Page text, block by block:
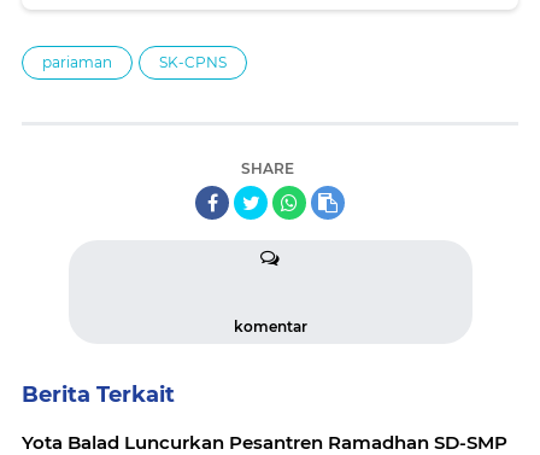
pariaman SK-CPNS
SHARE
komentar
Berita Terkait
Yota Balad Luncurkan Pesantren Ramadhan SD-SMP